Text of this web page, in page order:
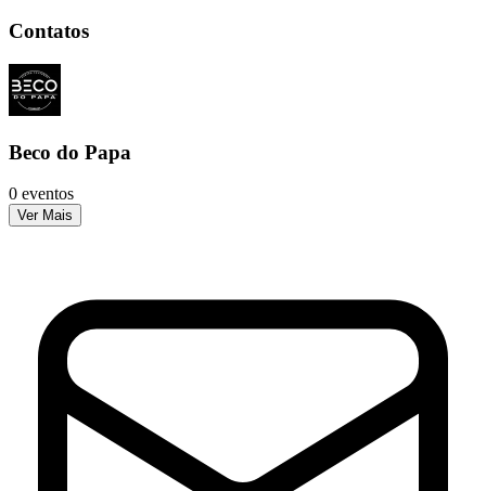
Contatos
Beco do Papa
0 eventos
Ver Mais